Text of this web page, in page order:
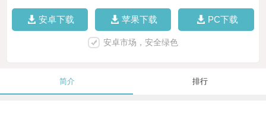
安卓下载 苹果下载 PC下载
安卓市场，安全绿色
简介 排行